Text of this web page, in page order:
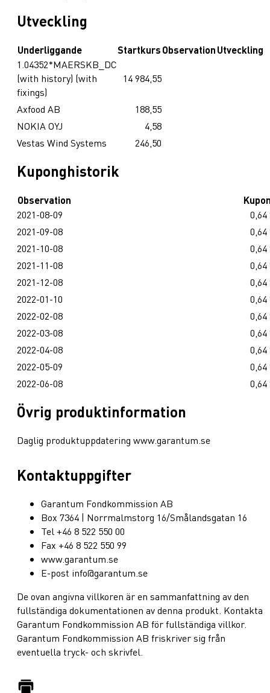
Utveckling
Underliggande StartkursObservationUtveckling
1.04352*MAERSKB_DC
(with history) (with
fixings)
14 984,55
Axfood AB
188,55
NOKIA OYJ
4,58
Vestas Wind Systems
246,50
Kuponghistorik
Observation
2021-08-09
0,64
2021-09-08
0,64
2021-10-08
0,64
2021-11-08
0,64
2021-12-08
0,64
2022-01-10
0,64
2022-02-08
0,64
2022-03-08
0,64
2022-04-08
0,64
2022-05-09
0,64
2022-06-08
0,64
Övrig produktinformation
Daglig produktuppdatering www.garantum.se
Kontaktuppgifter
Garantum Fondkommission AB
Box 7364 | Norrmalmstorg 16/Smålandsgatan 16
Tel +46 8 522 550 00
Fax +46 8 522 550 99
www.garantum.se
E-post info@garantum.se
De ovan angivna villkoren är en sammanfattning av den
fullständiga dokumentationen av denna produkt. Kontakta
Garantum Fondkommission AB för fullständiga villkor.
Garantum Fondkommission AB friskriver sig från
eventuella tryck- och skrivfel.